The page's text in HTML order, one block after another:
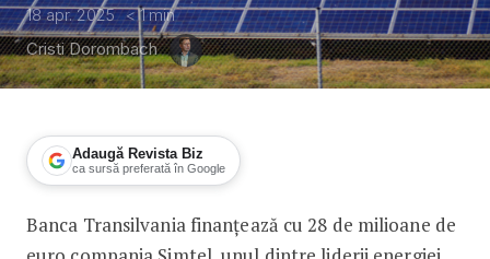
18 apr. 2025 < 1min
Cristi Dorombach
Adaugă Revista Biz
ca sursă preferată în Google
Simtel primește o finanțare de 28
Banca Transilvania finanțează cu 28 de milioane de